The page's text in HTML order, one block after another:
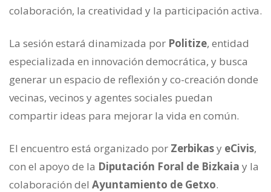
colaboración, la creatividad y la participación activa.
La sesión estará dinamizada por Politize, entidad
especializada en innovación democrática, y busca
generar un espacio de reflexión y co-creación donde
vecinas, vecinos y agentes sociales puedan
compartir ideas para mejorar la vida en común.
El encuentro está organizado por Zerbikasy eCivis,
con el apoyo de la Diputación Foral de Bizkaia y la
colaboración del Ayuntamiento de Getxo.